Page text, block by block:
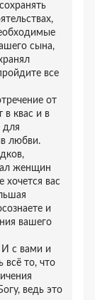
сына,
все
от
квас и в
для
любви.
женщин
хочется вас
и
вашего
И с вами и
всё то, что
ведь это